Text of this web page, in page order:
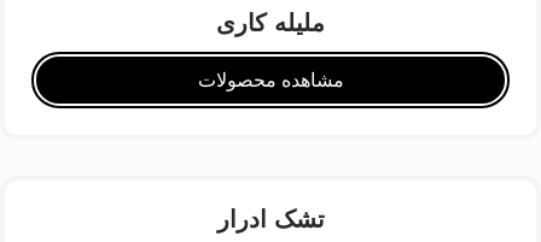
ملیله کاری
مشاهده محصولات
تشک ادرار